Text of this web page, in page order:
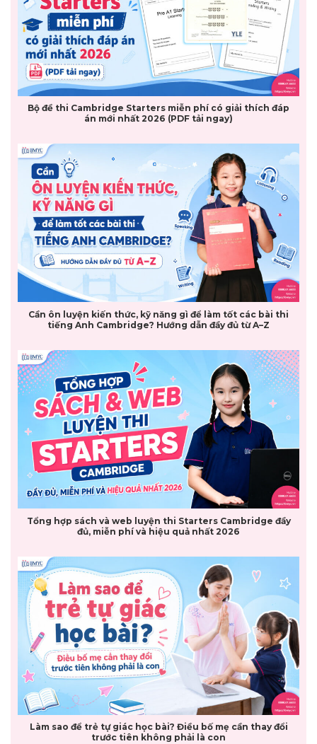
Bộ đề thi Cambridge Starters miễn phí có giải thích đáp
án mới nhất 2026 (PDF tải ngay)
Cần ôn luyện kiến thức, kỹ năng gì để làm tốt các bài thi
tiếng Anh Cambridge? Hướng dẫn đầy đủ từ A–Z
Tổng hợp sách và web luyện thi Starters Cambridge đầy
đủ, miễn phí và hiệu quả nhất 2026
Làm sao để trẻ tự giác học bài? Điều bố mẹ cần thay đổi
trước tiên không phải là con